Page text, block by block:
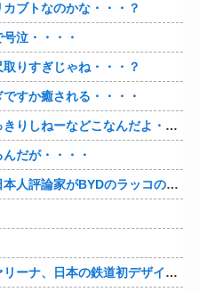
ブトなのかな・・・？
泣・・・・
りすぎじゃね・・・？
すか癒される・・・・
【豊臣兄弟！】本能寺の辺？はっきりしねーなどこなんだよ・・・・
だが・・・・
【焦ったほうがいい】中国人「日本人評論家がBYDのラッコの装備を褒めてるけど中国では基本的な装備やぞ…？」
フェラーリを手がけたピニンファリーナ、日本の鉄道初デザイン。南海電鉄が新たな空港特急をなにわ筋線へ導入